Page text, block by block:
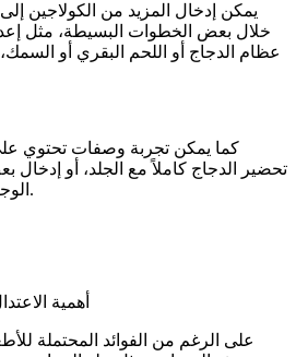
يمكن إدخال المزيد من الكولاجين
خلال بعض الخطوات البسيطة، مثل
عظام الدجاج أو اللحم البقري أو
كما يمكن تجربة وصفات تحتوي
تحضير الدجاج كاملاً مع الجلد، أو إدخال
الوجبات الغذائية بشكل متوازن.
أهمية
على الرغم من الفوائد المحتملة